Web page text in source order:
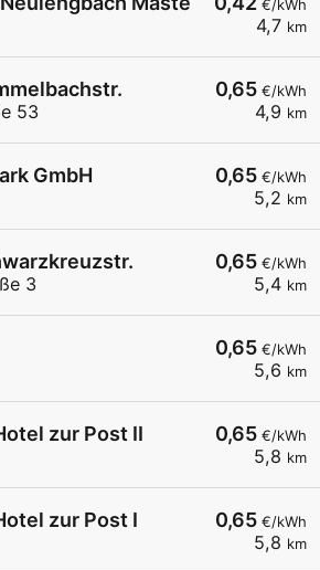
€/kWh
4,7 km
0,65 €/kWh
4,9 km
53
0,65 €/kWh
5,2 km
GmbH
0,65 €/kWh
5,4 km
3
0,65 €/kWh
5,6 km
0,65 €/kWh
5,8 km
zur Post II
0,65 €/kWh
5,8 km
zur Post I